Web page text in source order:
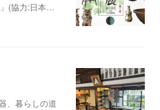
(協力:日本…
、暮らしの道